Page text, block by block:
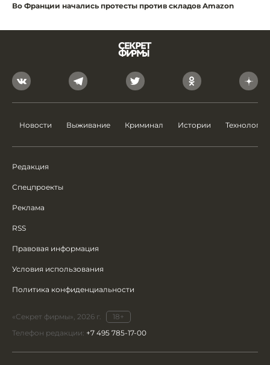
Во Франции начались протесты против складов Amazon
Новости Выживание Криминал Истории Технологии
Редакция
Спецпроекты
Реклама
RSS
Правовая информация
Условия использования
Политика конфиденциальности
«Секрет фирмы», 2026 г.
18+
Телефон редакции: +7 495 785-17-00